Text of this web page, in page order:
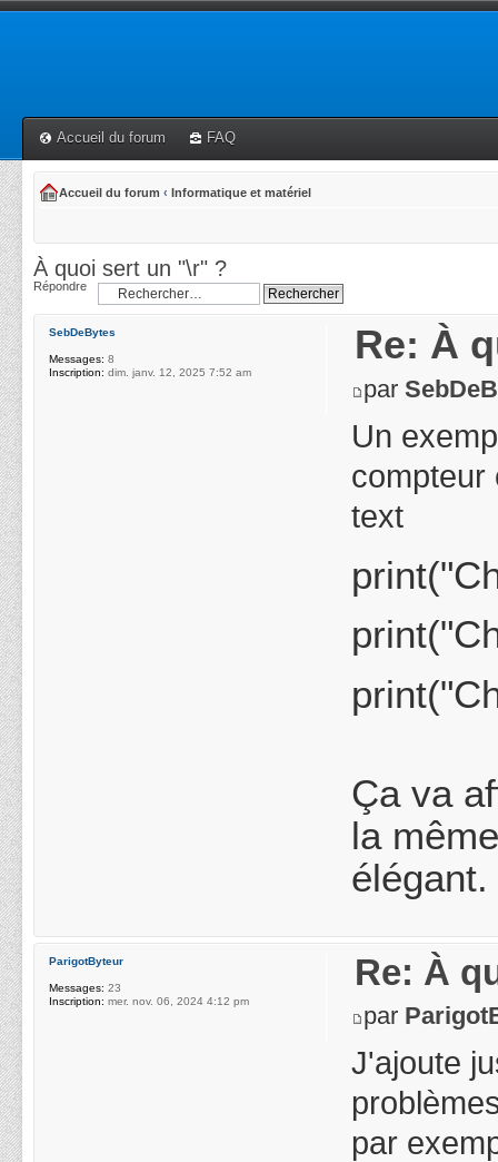
Accueil du forum FAQ
Accueil du forum ‹ Informatique et matériel
À quoi sert un "\r" ?
Répondre
Re: À
par
Un
compteur
text
Ça va
la
élégant.
SebDeBytes
Messages: 8
Inscription: dim. janv. 12, 2025 7:52 am
Re: À
par
J'ajoute
par
ParigotByteur
Messages: 23
Inscription: mer. nov. 06, 2024 4:12 pm